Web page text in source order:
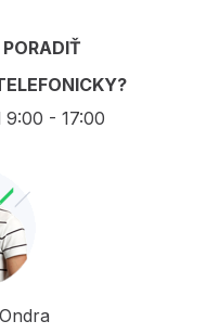
9:00 - 17:00